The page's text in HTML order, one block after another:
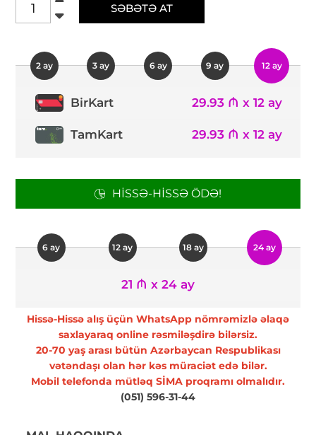
SƏBƏTƏ AT
2 ay 3 ay 6 ay 9 ay 12 ay
BirKart 29.93 ₼ x 12 ay
TamKart 29.93 ₼ x 12 ay
HISSƏ-HISSƏ ÖDƏ!
6 ay 12 ay 18 ay 24 ay
21 ₼ x 24 ay
Hissə-Hissə alış üçün WhatsApp nömrəmizlə əlaqə
saxlayaraq online rəsmiləşdirə bilərsiz.
20-70 yaş arası bütün Azərbaycan Respublikası
vətəndaşı olan hər kəs müraciət edə bilər.
Mobil telefonda mütləq SİMA proqramı olmalıdır.
(051) 596-31-44